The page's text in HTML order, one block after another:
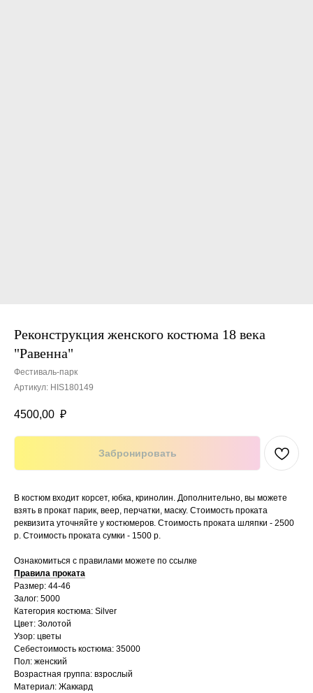
Реконструкция женского костюма 18 века
"Равенна"
Фестиваль-парк
Артикул: HIS180149
4500,00 ₽
Забронировать
В костюм входит корсет, юбка, кринолин. Дополнительно, вы можете
взять в прокат парик, веер, перчатки, маску. Стоимость проката
реквизита уточняйте у костюмеров. Стоимость проката шляпки - 2500
р. Стоимость проката сумки - 1500 р.
Ознакомиться с правилами можете по ссылке
Правила проката
Размер: 44-46
Залог: 5000
Категория костюма: Silver
Цвет: Золотой
Узор: цветы
Себестоимость костюма: 35000
Пол: женский
Возрастная группа: взрослый
Материал: Жаккард